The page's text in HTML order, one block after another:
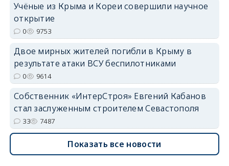
Учёные из Крыма и Кореи совершили научное
открытие
0 9753
Двое мирных жителей погибли в Крыму в
результате атаки ВСУ беспилотниками
0 9614
Собственник «ИнтерСтроя» Евгений Кабанов
стал заслуженным строителем Севастополя
33 7487
Показать все новости